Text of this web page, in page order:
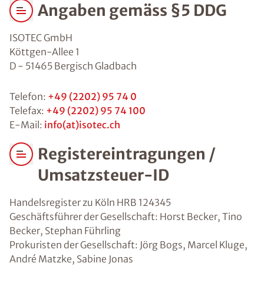
Angaben gemäss §5 DDG
ISOTEC GmbH
Köttgen-Allee 1
D - 51465 Bergisch Gladbach
Telefon: +49 (2202) 95 74 0
Telefax: +49 (2202) 95 74 100
E-Mail: info(at)isotec.ch
Registereintragungen /
Umsatzsteuer-ID
Handelsregister zu Köln HRB 124345
Geschäftsführer der Gesellschaft: Horst Becker, Tino
Becker, Stephan Führling
Prokuristen der Gesellschaft: Jörg Bogs, Marcel Kluge,
André Matzke, Sabine Jonas